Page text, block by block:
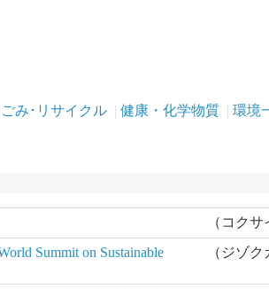
ごみ･リサイクル 健康・化学物質 環境
（コク
Summit on Sustainable
（ジゾ